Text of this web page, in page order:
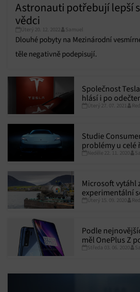
Astronauti potřebují lepší
vědci
Úterý 20. 12. 2022 Samuel
Dlouhé pobyty na Mezinárodní
těle negativně podepisují.
Společnost
hlásí i po
emisních
Úterý 27. 07. 2021
Studie
problémy u
včetně značek
Neděle 22. 11. 2020
Microsoft vytáhl
experimentální
jeho výsledky
Úterý 15. 09. 2020
Podle
měl OnePlus Z
Snapdragon
Středa 03. 06. 2020